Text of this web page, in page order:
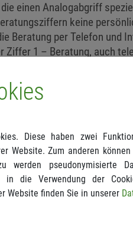
einen Analogabgriff
keine
Beratung per Telefon und
Ziffer 1 – Beratung, auch
nach Ziffer 4 kann
einer ehandlung des
kommt die
eine körperliche
erforderlich. Wenn es
Untersuchung auch
des Patienten zu
die Kontrolle einer
derzeitigen Situation
gelockert.
sämtliche Leistungen, die
Diese haben zwei
Website. Zum anderen
werden pseudonymisierte
in die Verwendung der
Website finden Sie in unserer